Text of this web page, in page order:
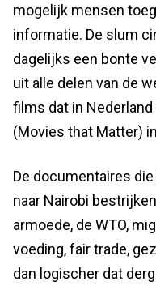
mogelijk mensen
informatie. De slum
dagelijks een bonte
uit alle delen van de
films dat in Nederland
(Movies that Matter)
De documentaires
naar Nairobi
armoede, de WTO,
voeding, fair trade,
dan logischer dat